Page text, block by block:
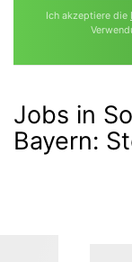
zu
speichern
deine
ein
Ich akzeptiere die
Jobs in
Bayern: